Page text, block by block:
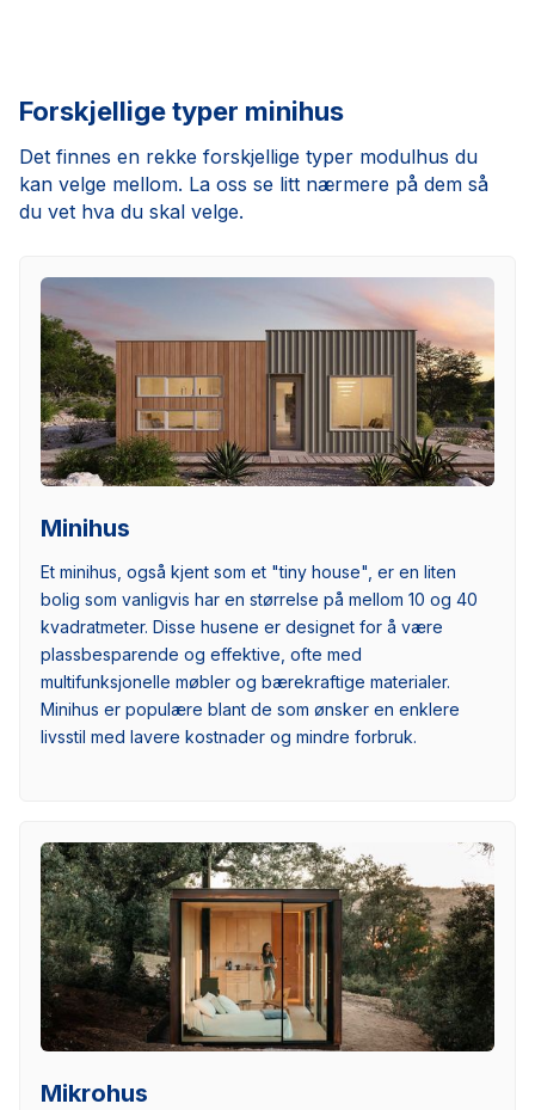
Forskjellige typer minihus
Det finnes en rekke forskjellige typer modulhus du
kan velge mellom. La oss se litt nærmere på dem så
du vet hva du skal velge.
Minihus
Et minihus, også kjent som et "tiny house", er en liten
bolig som vanligvis har en størrelse på mellom 10 og 40
kvadratmeter. Disse husene er designet for å være
plassbesparende og effektive, ofte med
multifunksjonelle møbler og bærekraftige materialer.
Minihus er populære blant de som ønsker en enklere
livsstil med lavere kostnader og mindre forbruk.
Mikrohus